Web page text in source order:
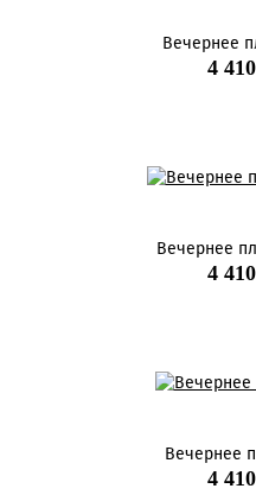
Вечернее
4
Вечернее
4
Вечернее
4